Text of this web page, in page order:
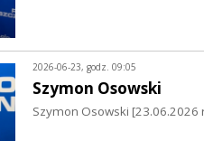
2026-06-23, godz. 09:05
Szymon Osowski
Szymon Osowski [23.06.2026